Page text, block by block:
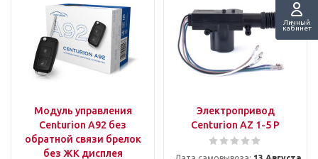
Личный
кабинет
Модуль управления
Centurion A92 без
обратной связи брелок
без ЖК дисплея
Электропривод
Centurion AZ 1-5 P